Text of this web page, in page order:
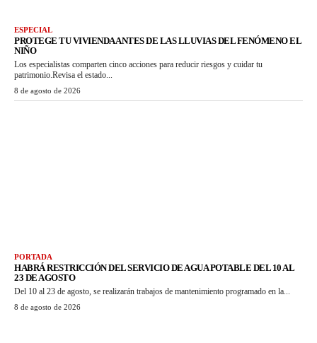
ESPECIAL
PROTEGE TU VIVIENDA ANTES DE LAS LLUVIAS DEL FENÓMENO EL
NIÑO
Los especialistas comparten cinco acciones para reducir riesgos y cuidar tu
patrimonio.Revisa el estado...
8 de agosto de 2026
PORTADA
HABRÁ RESTRICCIÓN DEL SERVICIO DE AGUA POTABLE DEL 10 AL
23 DE AGOSTO
Del 10 al 23 de agosto, se realizarán trabajos de mantenimiento programado en la...
8 de agosto de 2026